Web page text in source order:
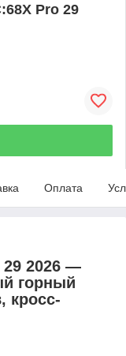
Pro 29
Оплата
29 2026 —
горный
кросс-